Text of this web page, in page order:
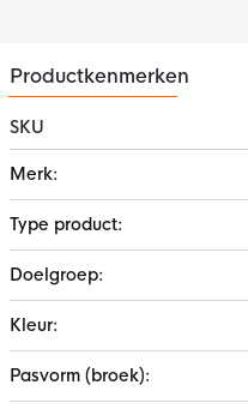
Productkenmerken
SKU
informatie